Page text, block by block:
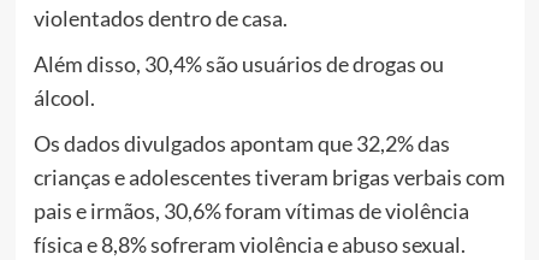
violentados dentro de casa.
Além disso, 30,4% são usuários de drogas ou
álcool.
Os dados divulgados apontam que 32,2% das
crianças e adolescentes tiveram brigas verbais com
pais e irmãos, 30,6% foram vítimas de violência
física e 8,8% sofreram violência e abuso sexual.